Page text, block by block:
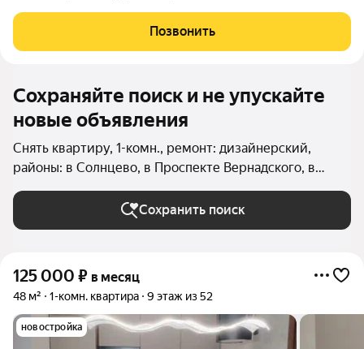
вашему вниманию стильную однокомнатную квартиру
площадью 36 кв. м на 4-й
Позвонить
Сохраняйте поиск и не упускайте
новые объявления
Снять квартиру, 1-комн., ремонт: дизайнерский,
районы: в Солнцево, в Проспекте Вернадского, в
Кунцево, в Тропарёво-Никулино, в Очаково-
Матвеевском, в Дорогомилово, в Фили-Давыдково, в
Можайском районе, в Ново-Переделкино, в Раменках,
Сохранить поиск
125 000 ₽ в месяц
48 м² 1-комн. квартира 9 этаж из 52
новостройка